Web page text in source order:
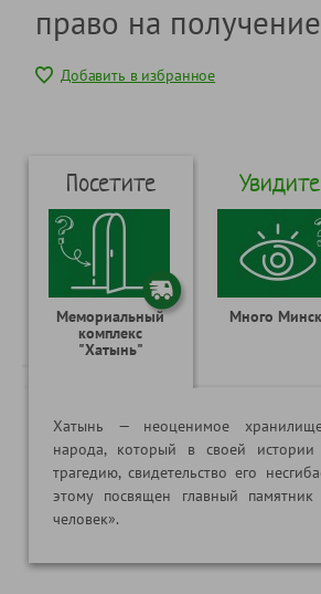
право на
Добавить в избранное
Посетите
Мемориальный
комплекс
"Хатынь"
Увидите
Много
Хатынь — неоценимое
народа, который в своей
трагедию, свидетельство его
этому посвящен главный
человек».